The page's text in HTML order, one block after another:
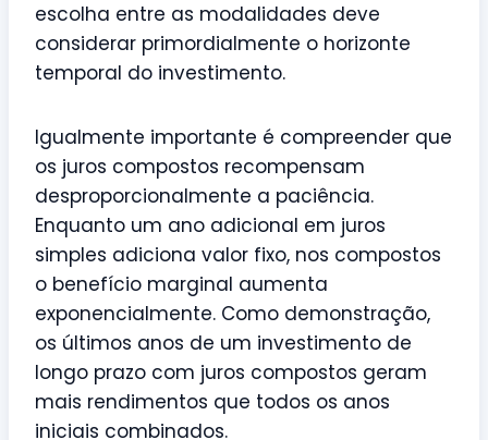
escolha entre as modalidades deve
considerar primordialmente o horizonte
temporal do investimento.
Igualmente importante é compreender que
os juros compostos recompensam
desproporcionalmente a paciência.
Enquanto um ano adicional em juros
simples adiciona valor fixo, nos compostos
o benefício marginal aumenta
exponencialmente. Como demonstração,
os últimos anos de um investimento de
longo prazo com juros compostos geram
mais rendimentos que todos os anos
iniciais combinados.